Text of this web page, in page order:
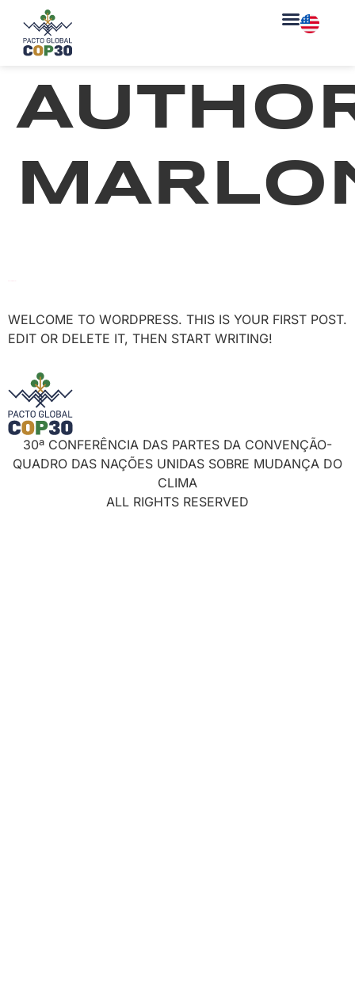
WELCOME TO WORDPRESS. THIS IS YOUR FIRST POST.
EDIT OR DELETE IT, THEN START WRITING!
30ª CONFERÊNCIA DAS PARTES DA CONVENÇÃO-
QUADRO DAS NAÇÕES UNIDAS SOBRE MUDANÇA DO
CLIMA
ALL RIGHTS RESERVED